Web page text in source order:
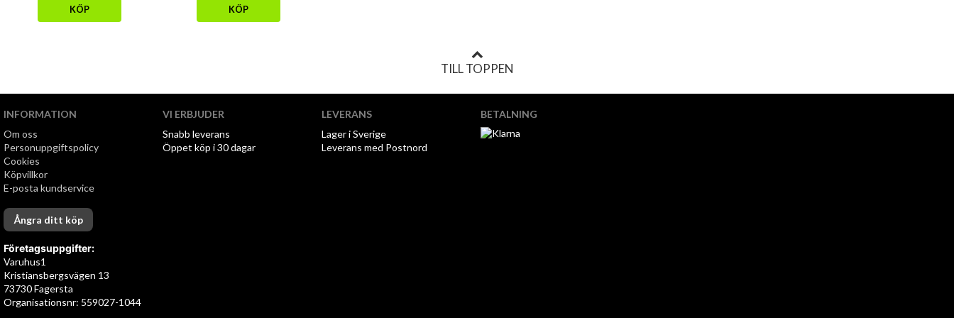
KÖP KÖP
TILL TOPPEN
INFORMATION
Om oss
Personuppgiftspolicy
Cookies
Köpvillkor
E-posta kundservice
Ångra ditt köp
Företagsuppgifter:
Varuhus1
Kristiansbergsvägen 13
73730 Fagersta
Organisationsnr: 559027-1044
VI ERBJUDER
Snabb leverans
Öppet köp i 30 dagar
LEVERANS
Lager i Sverige
Leverans med Postnord
BETALNING